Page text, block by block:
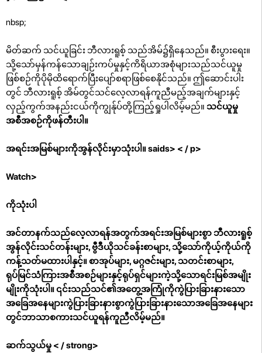
nbsp;
မိတ်ဆက် သင်ယူခြင်း ဘီလားရူစ့် သည်အိမ်၌ရှိနေသည်။ စီးပွားရေး။
သို့သော်မှန်ကန်သောချဉ်းကပ်မှုနှင့်ကိရိယာအစုံများသည်သင်ယူမှု
ဖြစ်စဉ်ကိုပိုမိုထိရောက်ပြီးပျော်စရာဖြစ်စေနိုင်သည်။ ဤဆောင်းပါး
တွင် ဘီလားရူစ့် အိမ်တွင်သင်လေ့လာရန်ကူညီမည့်အချက်များနှင့်
လှည့်ကွက်အနည်းငယ်ကိုကျွန်ုပ်တို့ကြည့်ရှုပါလိမ့်မည်။ သင်ယူမှု
အစီအစဉ်ကိုဖန်တီးပါ။
အရင်းအမြစ်များကိုအွန်လိုင်းမှာသုံးပါ။saids> < / p>
Watch>
ကိုသုံးပါ
အင်တာနက်သည်လေ့လာရန်အတွက်အရင်းအမြစ်များစွာ ဘီလားရူစ့်
အွန်လိုင်းသင်တန်းများ, ဗွီဒီယိုသင်ခန်းစာများ, သို့သော်ကိုယ့်ကိုယ်ကို
ကန့်သတ်မထားပါနှင့်။ စာအုပ်များ, မဂ္ဂဇင်းများ, သတင်းစာများ,
ရုပ်မြင်သံကြားအစီအစဉ်များနှင့်ရုပ်ရှင်များကဲ့သို့သောရင်းမြစ်အမျိုး
မျိုးကိုသုံးပါ။ ၎င်းသည်သင်၏အတွေ့အကြုံကိုကွဲပြားခြားနားသော
အခြေအနေများကွဲပြားခြားနားစွာကွဲပြားခြားနားသောအခြေအနေများ
တွင်ဘာသာစကားသင်ယူရန်ကူညီလိမ့်မည်။
ဆက်သွယ်မှု < / strong>